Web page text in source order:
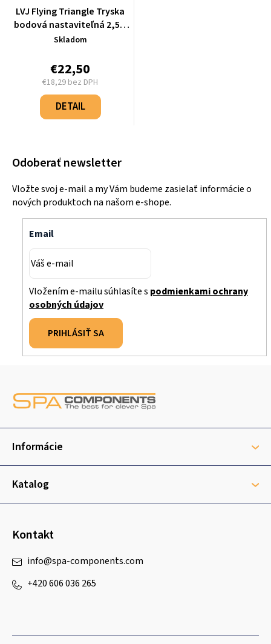
LVJ Flying Triangle Tryska
bodová nastaviteľná 2,5",
svetlo šedá/chróm - L-
Skladom
€22,50
€18,29 bez DPH
Jednotková
cena:
DETAIL
Odoberať newsletter
Vložte svoj e-mail a my Vám budeme zasielať informácie o
nových produktoch na našom e-shope.
Email
Vložením e-mailu súhlasíte s podmienkami ochrany
osobných údajov
PRIHLÁSIŤ SA
ä
i
Informácie
Katalog
Kontakt
info@spa-components.com
+420 606 036 265